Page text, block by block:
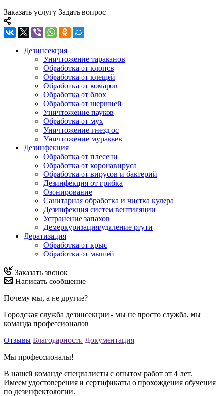
Заказать услугу Задать вопрос
Дезинсекция
Уничтожение тараканов
Обработка от клопов
Обработка от клещей
Обработка от комаров
Обработка от блох
Обработка от шершней
Уничтожение пауков
Обработка от мух
Уничтожение гнезд ос
Уничтожение муравьев
Дезинфекция
Обработка от плесени
Обработка от коронавируса
Обработка от вирусов и бактерий
Дезинфекция от грибка
Озонирование
Санитарная обработка и чистка кулера
Дезинфекция систем вентиляции
Устранение запахов
Демеркуризация/удаление ртути
Дератизация
Обработка от крыс
Обработка от мышей
Заказать звонок
Написать сообщение
Почему мы, а не другие?
Городская служба дезинсекции - мы не просто служба, мы
команда профессионалов
Отзывы Благодарности Документация
Мы профессионалы!
В нашей команде специалисты с опытом работ от 4 лет.
Имеем удостоверения и сертификаты о прохождения обучения
по дезинфектологии.